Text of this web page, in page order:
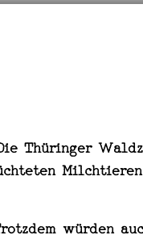
Thüringer
würden